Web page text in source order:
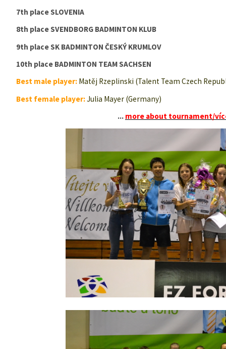
7th place SLOVENIA
8th place SVENDBORG BADMINTON KLUB
9th place SK BADMINTON ČESKÝ KRUMLOV
10th place BADMINTON TEAM SACHSEN
Best male player: Matěj Rzeplinski (Talent Team Czech
Best female player:Julia Mayer (Germany)
... more about tournament/